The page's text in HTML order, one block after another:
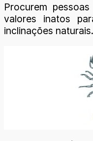
Procurem
valores inatos
inclinações naturais.